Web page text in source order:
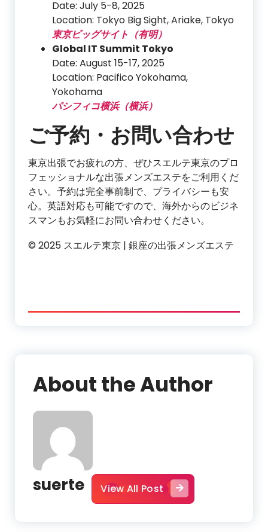
Date: July 5-8, 2025
Location: Tokyo Big Sight, Ariake, Tokyo
東京ビッグサイト（有明）
Global IT Summit Tokyo
Date: August 15-17, 2025
Location: Pacifico Yokohama,
Yokohama
パシフィコ横浜（横浜）
ご予約・お問い合わせ
東京出張でお疲れの方、ぜひスエルテ東京のプロ
フェッショナルな出張メンズエステをご利用くだ
さい。予約は完全事前制で、プライバシーも安
心。英語対応も可能ですので、海外からのビジネ
スマンもお気軽にお問い合わせください。
© 2025 スエルテ東京 | 銀座の出張メンズエステ
About the Author
suerte View All Post